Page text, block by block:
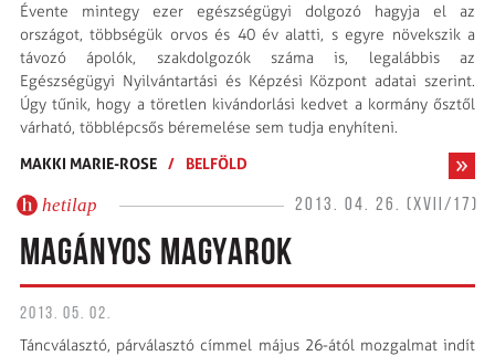
Évente mintegy ezer egészségügyi dolgozó hagyja el az
országot, többségük orvos és 40 év alatti, s egyre növekszik a
távozó ápolók, szakdolgozók száma is, legalábbis az
Egészségügyi Nyilvántartási és Képzési Központ adatai szerint.
Úgy tűnik, hogy a töretlen kivándorlási kedvet a kormány ősztől
várható, többlépcsős béremelése sem tudja enyhíteni.
MAKKI MARIE-ROSE / BELFÖLD
hetilap 2013. 04. 26. (XVII/17)
MAGÁNYOS MAGYAROK
2013. 05. 02.
Táncválasztó, párválasztó címmel május 26-ától mozgalmat indít